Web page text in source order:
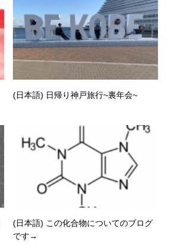
(日本語) 日帰り神戸旅行~裏年会~
(日本語) この化合物についてのブログ
です→